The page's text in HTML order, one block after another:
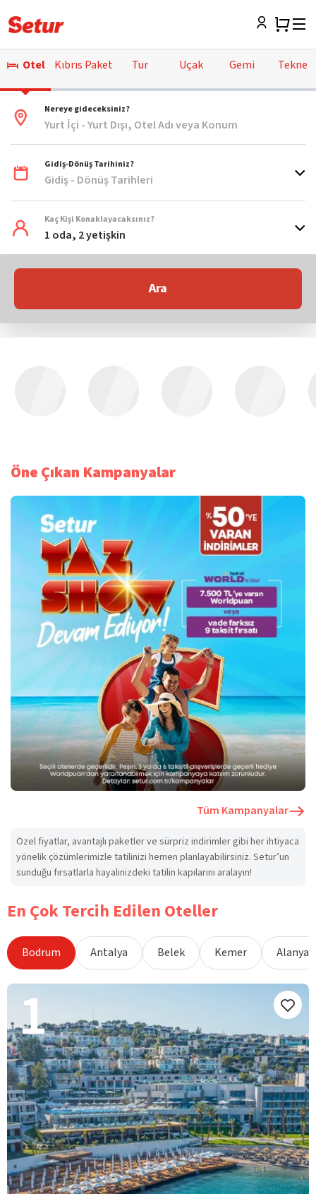
Otel Kıbrıs Paket Tur Uçak Gemi Tekne
Nereye gideceksiniz?
Yurt İçi - Yurt Dışı, Otel Adı veya Konum
Gidiş-Dönüş Tarihiniz?
Gidiş - Dönüş Tarihleri
Kaç Kişi Konaklayacaksınız?
1 oda, 2 yetişkin
Ara
Öne Çıkan Kampanyalar
Tüm Kampanyalar
Özel fiyatlar, avantajlı paketler ve sürpriz indirimler gibi her ihtiyaca
yönelik çözümlerimizle tatilinizi hemen planlayabilirsiniz. Setur’un
sunduğu fırsatlarla hayalinizdeki tatilin kapılarını aralayın!
En Çok Tercih Edilen Oteller
Bodrum Antalya Belek Kemer Alanya
1